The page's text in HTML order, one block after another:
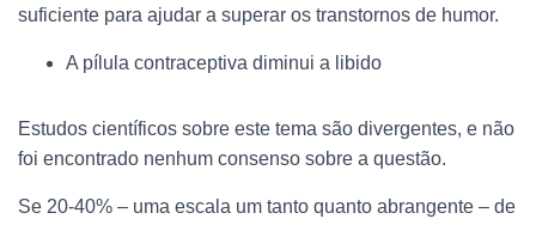
suficiente para ajudar a superar os transtornos de humor.
A pílula contraceptiva diminui a libido
Estudos científicos sobre este tema são divergentes, e não
foi encontrado nenhum consenso sobre a questão.
Se 20-40% – uma escala um tanto quanto abrangente – de